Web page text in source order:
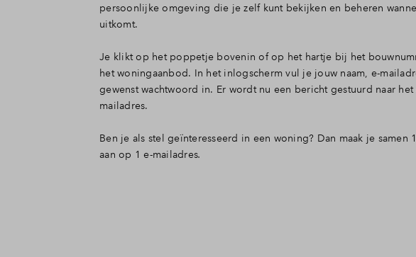
persoonlijke omgeving die je zelf kunt bekijken en beheren
uitkomt.
Je klikt op het poppetje bovenin of op het hartje bij het
het woningaanbod. In het inlogscherm vul je jouw naam, e-
gewenst wachtwoord in. Er wordt nu een bericht gestuurd naar
mailadres.
Ben je als stel geïnteresseerd in een woning? Dan maak je samen
aan op 1 e-mailadres.